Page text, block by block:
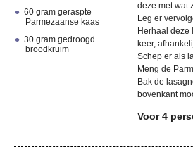
60 gram geraspte
Parmezaanse kaas
30 gram gedroogd
broodkruim
deze met wat
Leg er
Herhaal deze
keer,
Schep er als
Meng de
Bak de
bovenkant
Voor 4